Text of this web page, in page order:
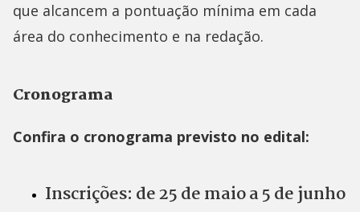
que alcancem a pontuação mínima em cada
área do conhecimento e na redação.
Cronograma
Confira o cronograma previsto no edital:
Inscrições: de 25 de maio a 5 de junho